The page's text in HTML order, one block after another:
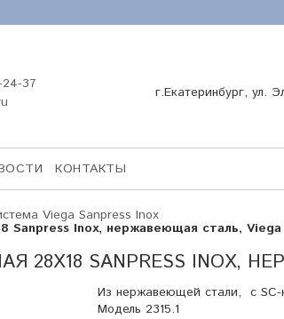
37
г.Екатеринбург, ул.
КОНТАКТЫ
Viega Sanpress Inox
Sanpress Inox, нержавеющая сталь, Viega
28Х18 SANPRESS INOX,
Из нержавеющей стали, с SC-
Модель 2315.1